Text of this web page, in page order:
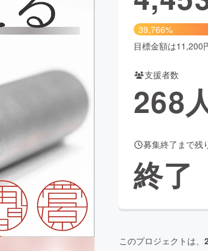
ビューティー・ヘルスケア
GoodCAMPFIRE Creation
さと納税machi-ya
39,766%
目標金額は11,200
支援者数
268
募集終了まで残
終了
このプロジェクトは、